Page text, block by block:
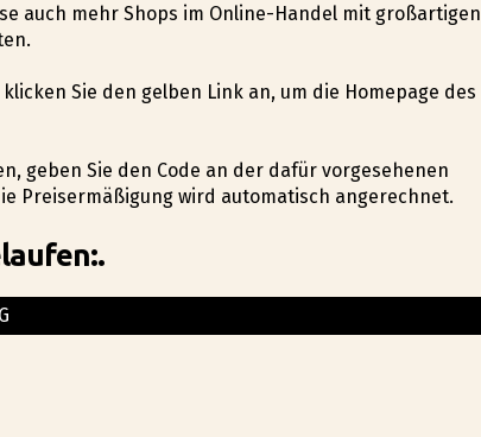
auch mehr Shops im Online-Handel mit großartigen
Sie den gelben Link an, um die Homepage des
geben Sie den Code an der dafür vorgesehenen
Preisermäßigung wird automatisch angerechnet.